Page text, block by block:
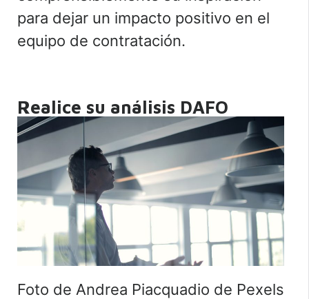
para dejar un impacto positivo en el
equipo de contratación.
Realice su análisis DAFO
Foto de Andrea Piacquadio de Pexels